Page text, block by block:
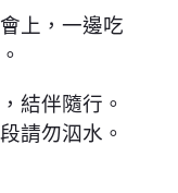
上，一邊吃
結伴隨行。
請勿泅水。